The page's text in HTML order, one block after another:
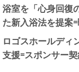
浴室を「心身回復
た新入浴法を提案
ロゴスホールディ
支援=スポンサー